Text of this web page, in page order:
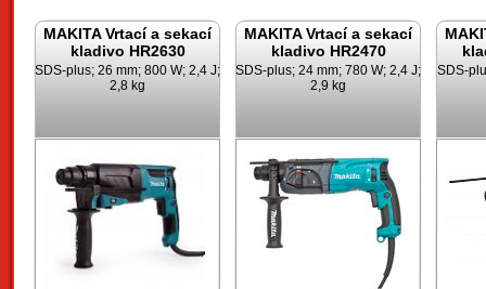
MAKITA Vrtací a sekací
kladivo HR2630
SDS-plus; 26 mm; 800 W; 2,4 J;
2,8 kg
MAKITA Vrtací a sekací
kladivo HR2470
SDS-plus; 24 mm; 780 W; 2,4 J;
2,9 kg
SDS-